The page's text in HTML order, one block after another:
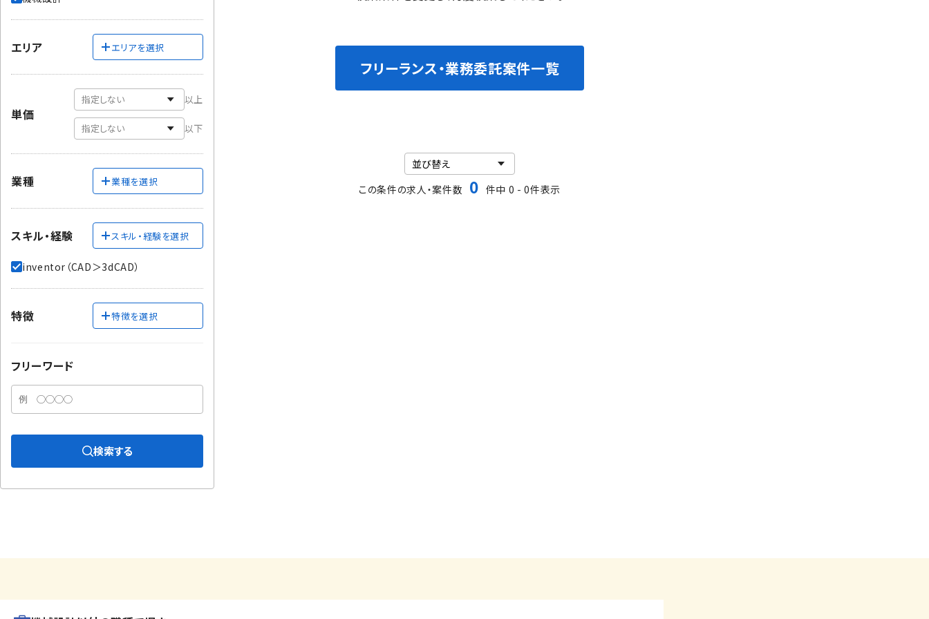
フリーランス・業務委託案件一覧
この条件の求人・案件数 0 件中 0 - 0件表示
エリア エリアを選択
単価
以上
以下
業種 業種を選択
スキル・経験 スキル・経験を選択
inventor（CAD＞3dCAD）
特徴 特徴を選択
フリーワード
検索する